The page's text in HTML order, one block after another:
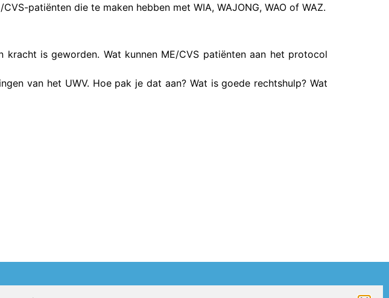
patiënten die te maken hebben met WIA, WAJONG, WAO of WAZ.
is geworden. Wat kunnen ME/CVS patiënten aan het protocol
van het UWV. Hoe pak je dat aan? Wat is goede rechtshulp? Wat